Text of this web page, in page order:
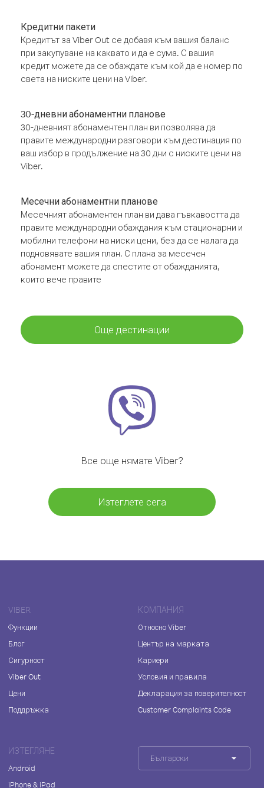
Кредитни пакети
Кредитът за Viber Out се добавя към вашия баланс
при закупуване на каквато и да е сума. С вашия
кредит можете да се обаждате към кой да е номер по
света на ниските цени на Viber.
30-дневни абонаментни планове
30-дневният абонаментен план ви позволява да
правите международни разговори към дестинация по
ваш избор в продължение на 30 дни с ниските цени на
Viber.
Месечни абонаментни планове
Месечният абонаментен план ви дава гъвкавостта да
правите международни обаждания към стационарни и
мобилни телефони на ниски цени, без да се налага да
подновявате вашия план. С плана за месечен
абонамент можете да спестите от обажданията,
които вече правите
Още дестинации
Все още нямате Viber?
Изтеглете сега
VIBER
Функции
Блог
Сигурност
Viber Out
Цени
Поддръжка
КОМПАНИЯ
Относно Viber
Център на марката
Кариери
Условия и правила
Декларация за поверителност
Customer Complaints Code
ИЗТЕГЛЯНЕ
Android
iPhone & iPad
Български